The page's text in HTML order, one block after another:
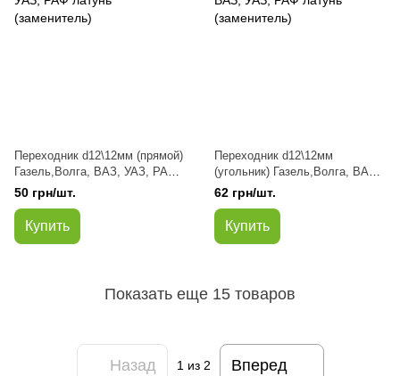
Переходник d12\12мм (прямой)
Газель,Волга, ВАЗ, УАЗ, РАФ
латунь (заменитель)
50 грн/шт.
Купить
Переходник d12\12мм
(угольник) Газель,Волга, ВАЗ,
УАЗ, РАФ латунь (заменитель)
62 грн/шт.
Купить
Показать еще 15 товаров
Назад 1 из 2 Вперед